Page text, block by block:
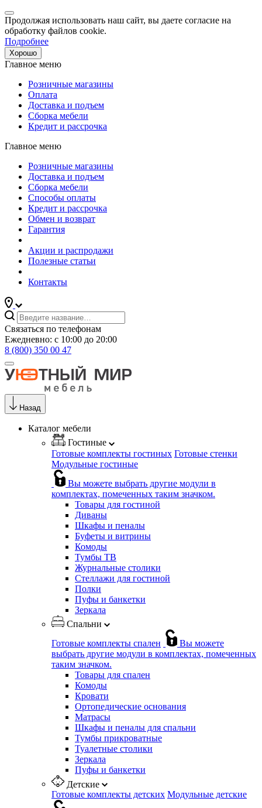
Продолжая использовать наш сайт, вы даете согласие на
обработку файлов cookie.
Подробнее
Хорошо
Главное меню
Розничные магазины
Оплата
Доставка и подъем
Сборка мебели
Кредит и рассрочка
Главное меню
Розничные магазины
Доставка и подъем
Сборка мебели
Способы оплаты
Кредит и рассрочка
Обмен и возврат
Гарантия
Акции и распродажи
Полезные статьи
Контакты
Связаться по телефонам
Ежедневно: с 10:00 до 20:00
8 (800) 350 00 47
Назад
Каталог мебели
Гостиные
Готовые комплекты гостиных Готовые стенки
Модульные гостиные
Вы можете выбрать другие модули в
комплектах, помеченных таким значком.
Товары для гостиной
Диваны
Шкафы и пеналы
Буфеты и витрины
Комоды
Тумбы ТВ
Журнальные столики
Стеллажи для гостиной
Полки
Пуфы и банкетки
Зеркала
Спальни
Готовые комплекты спален
Вы можете
выбрать другие модули в комплектах, помеченных
таким значком.
Товары для спален
Комоды
Кровати
Ортопедические основания
Матрасы
Шкафы и пеналы для спальни
Тумбы прикроватные
Туалетные столики
Зеркала
Пуфы и банкетки
Детские
Готовые комплекты детских Модульные детские